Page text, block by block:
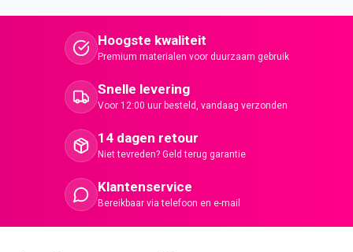
Hoogste kwaliteit
Premium materialen voor duurzaam gebruik
Snelle levering
Voor 12:00 uur besteld, vandaag verzonden
14 dagen retour
Niet tevreden? Geld terug garantie
Klantenservice
Bereikbaar via telefoon en e-mail